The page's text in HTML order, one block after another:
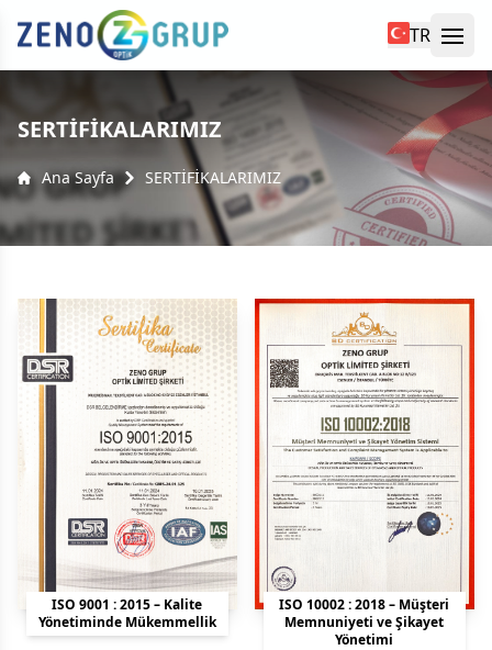
TR
kapat
SERTİFİKALARIMIZ
Ana Sayfa SERTİFİKALARIMIZ
ISO 9001 : 2015 – Kalite
Yönetiminde Mükemmellik
ISO 10002 : 2018 – Müşteri
Memnuniyeti ve Şikayet
Yönetimi